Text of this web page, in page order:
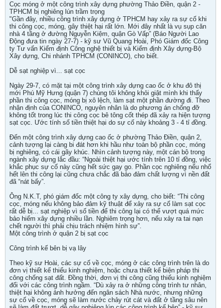
Cọc móng ở một công trình xây dựng phường Thảo Điền, quận 2 -
TPHCM bị nghiêng lún trầm trọng
"Gần đây, nhiều công trình xây dựng ở TPHCM hay xảy ra sự cố khi
thi công cọc, móng, gây thiệt hại rất lớn. Mới đây nhất là vụ sụp căn
nhà 4 tầng ở đường Nguyễn Kiệm, quận Gò Vấp” (Báo Người Lao
Động đưa tin ngày 27-7) - kỹ sư Vũ Quang Hoài, Phó Giám đốc Công
ty Tư vấn Kiểm định Công nghệ thiết bị và Kiểm định Xây dựng-Bộ
Xây dựng, Chi nhánh TPHCM (CONINCO), cho biết.
Dễ sạt nghiệp vì... sạt cọc
Ngày 29-7, có mặt tại một công trình xây dựng cao ốc ở khu đô thị
mới Phú Mỹ Hưng (quận 7) chúng tôi không khỏi giật mình khi thấy
phần thi công cọc, móng bị xô lệch, làm sạt một phần đường đi. Theo
nhận định của CONINCO, nguyên nhân là do phương án chống đỡ
không tốt trong lúc thi công cọc bê tông cốt thép đã xảy ra hiện tượng
sạt cọc. Ước tính số tiền thiệt hại do sự cố này khoảng 3 - 4 tỉ đồng.
Đến một công trình xây dựng cao ốc ở phường Thảo Điền, quận 2,
cảnh tượng lại càng bi đát hơn khi hầu như toàn bộ phần cọc, móng
bị nghiêng, có cái gãy khúc. Nhìn cảnh tượng này, một cán bộ trong
ngành xây dựng lắc đầu: “Ngoài thiệt hại ước tính trên 10 tỉ đồng, việc
khắc phục sự cố này cũng hết sức gay go. Phần cọc nghiêng nếu nhổ
hết lên thi công lại cũng chưa chắc đã bảo đảm chất lượng vì nền đất
đã “nát bấy”.
Ông N.K.T, phó giám đốc một công ty xây dựng, cho biết: “Thi công
cọc, móng nếu không bảo đảm kỹ thuật để xảy ra sự cố làm sạt cọc
rất dễ bị... sạt nghiệp vì số tiền để thi công lại có thể vượt quá mức
bảo hiểm xây dựng nhiều lần. Nghiêm trọng hơn, nếu xảy ra tai nạn
chết người thì phải chịu trách nhiệm hình sự”.
Một công trình ở quận 2 bị sạt cọc
Công trình kế bên bị vạ lây
Theo kỹ sư Hoài, các sự cố về cọc, móng ở các công trình trên là do
đơn vị thiết kế thiếu kinh nghiệm, hoặc chưa thiết kế biện pháp thi
công chống sạt đất. Đồng thời, đơn vị thi công cũng thiếu kinh nghiệm
đối với các công trình ngầm. “Dù xảy ra ở những công trình tư nhân,
thiệt hại không ảnh hưởng đến ngân sách Nhà nước, nhưng những
sự cố về cọc, móng sẽ làm nước chảy rút cát và đất ở tầng sâu nên